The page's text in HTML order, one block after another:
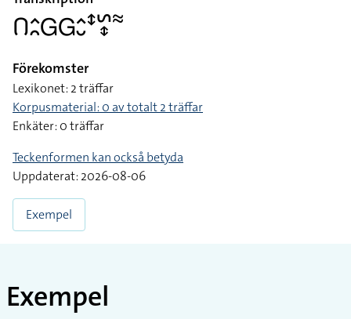
􌤂􌤵􌥘􌤦􌤦􌤵􌤷􌥥􌥲􌦋􌦇
Förekomster
Lexikonet: 2 träffar
Korpusmaterial: 0 av totalt 2 träffar
Enkäter: 0 träffar
Teckenformen kan också betyda
Uppdaterat: 2026-08-06
Exempel
Exempel